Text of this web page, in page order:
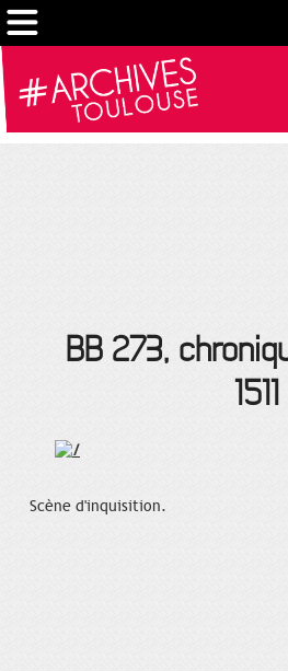
BB 273,
1511
Scène d'inquisition.
Gestion de vos préférences sur les